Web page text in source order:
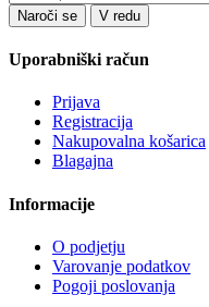
Uporabniški račun
Prijava
Registracija
Nakupovalna košarica
Blagajna
Informacije
O podjetju
Varovanje podatkov
Pogoji poslovanja